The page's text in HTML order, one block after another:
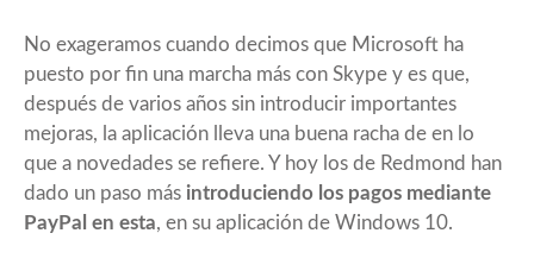
No exageramos cuando decimos que Microsoft ha
puesto por fin una marcha más con Skype y es que,
después de varios años sin introducir importantes
mejoras, la aplicación lleva una buena racha de en lo
que a novedades se refiere. Y hoy los de Redmond han
dado un paso más introduciendo los pagos mediante
PayPal en esta, en su aplicación de Windows 10.